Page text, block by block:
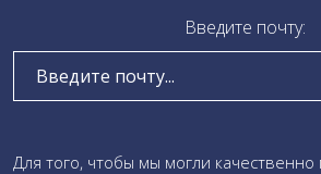
Визуализация проектной деятельности
Коробочные решения
Участие в мероприятиях
Введите почту:
Для того, чтобы мы могли